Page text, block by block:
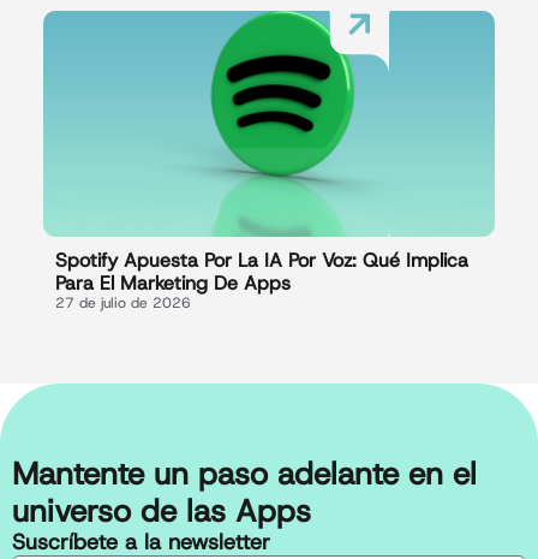
Spotify Apuesta Por La IA Por Voz: Qué Implica
Para El Marketing De Apps
27 de julio de 2026
Mantente un paso adelante en el
universo de las Apps
Suscríbete a la newsletter